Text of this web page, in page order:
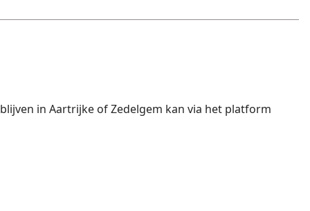
in Aartrijke of Zedelgem kan via het platform